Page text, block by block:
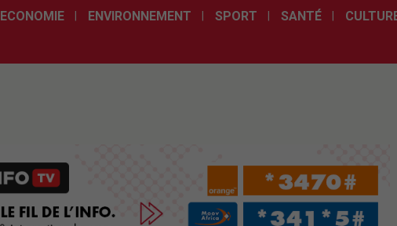
ECONOMIE ENVIRONNEMENT SPORT SANTÉ